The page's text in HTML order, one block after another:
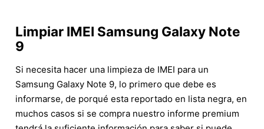
Limpiar IMEI Samsung Galaxy Note
9
Si necesita hacer una limpieza de IMEI para un
Samsung Galaxy Note 9, lo primero que debe es
informarse, de porqué esta reportado en lista negra, en
muchos casos si se compra nuestro informe premium